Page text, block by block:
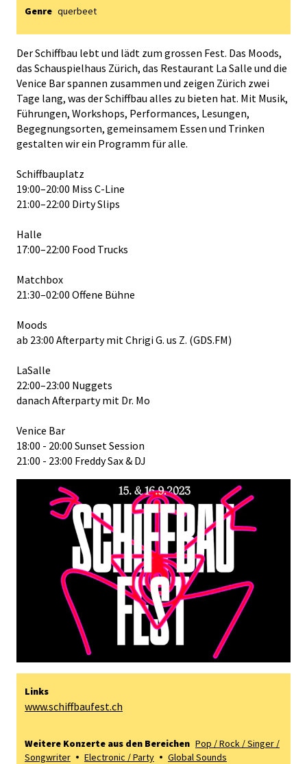
Genre querbeet
Der Schiffbau lebt und lädt zum grossen Fest. Das Moods,
das Schauspielhaus Zürich, das Restaurant La Salle und die
Venice Bar spannen zusammen und zeigen Zürich zwei
Tage lang, was der Schiffbau alles zu bieten hat. Mit Musik,
Führungen, Workshops, Performances, Lesungen,
Begegnungsorten, gemeinsamem Essen und Trinken
gestalten wir ein Programm für alle.
Schiffbauplatz
19:00–20:00 Miss C-Line
21:00–22:00 Dirty Slips
Halle
17:00–22:00 Food Trucks
Matchbox
21:30–02:00 Offene Bühne
Moods
ab 23:00 Afterparty mit Chrigi G. us Z. (GDS.FM)
LaSalle
22:00–23:00 Nuggets
danach Afterparty mit Dr. Mo
Venice Bar
18:00 - 20:00 Sunset Session
21:00 - 23:00 Freddy Sax & DJ
Links
www.schiffbaufest.ch
Weitere Konzerte aus den Bereichen Pop / Rock / Singer /
Songwriter
Electronic / Party Global Sounds